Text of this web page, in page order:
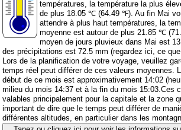
températures, la température la plus
de plus 18.05 ℃ (64.49 ℉). Au fin Mai
attendre à plus haut températures, la
moyenne est autour de plus 21.85 ℃
moyen de jours pluvieux dans Mai est
des précipitations est 72.5 mm (regardez ici, ce
Lors de la planification de votre voyage, veuillez
temps réel peut différer de ces valeurs moyennes.
début de ce mois est approximativement 14:02
milieu du mois 14:37 et à la fin du mois 15:03.Ces
valables principalement pour la capitale et la zone
important de dire que le temps peut différer de
différentes altitudes, en particulier dans les